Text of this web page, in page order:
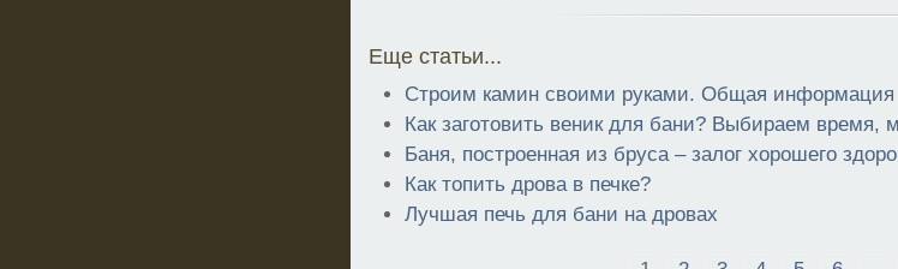
Еще статьи...
Строим камин своими руками. Общая информация
Как заготовить веник для бани? Выбираем время,
Баня, построенная из бруса – залог хорошего
Как топить дрова в печке?
Лучшая печь для бани на дровах